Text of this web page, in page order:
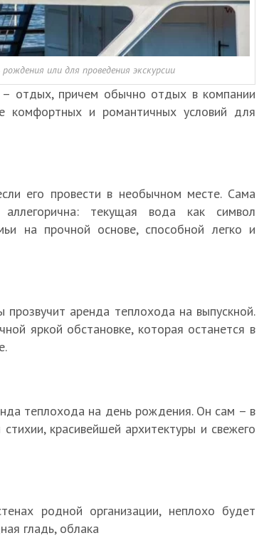
или для проведения экскурсии
отдых, причем обычно отдых в компании
и романтичных условий для
его провести в необычном месте. Сама
текущая вода как символ
на прочной основе, способной легко и
аренда теплохода на выпускной.
яркой обстановке, которая останется в
теплохода на день рождения. Он сам – в
красивейшей архитектуры и свежего
родной организации, неплохо будет
гладь, облака